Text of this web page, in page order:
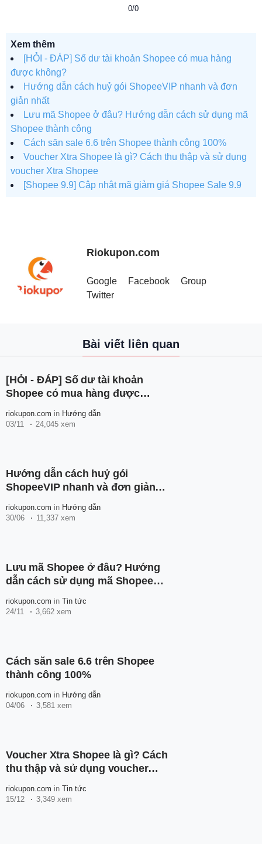
0/0
Xem thêm
[HỎI - ĐÁP] Số dư tài khoản Shopee có mua hàng
được không?
Hướng dẫn cách huỷ gói ShopeeVIP nhanh và đơn
giản nhất
Lưu mã Shopee ở đâu? Hướng dẫn cách sử dụng mã
Shopee thành công
Cách săn sale 6.6 trên Shopee thành công 100%
Voucher Xtra Shopee là gì? Cách thu thập và sử dụng
voucher Xtra Shopee
[Shopee 9.9] Cập nhật mã giảm giá Shopee Sale 9.9
Riokupon.com
Google Facebook
Group
Twitter
Bài viết liên quan
[HỎI - ĐÁP] Số dư tài khoản
Shopee có mua hàng được
riokupon.com in Hướng dẫn
03/11
24,045 xem
Hướng dẫn cách huỷ gói
ShopeeVIP nhanh và đơn giản
riokupon.com in Hướng dẫn
30/06
11,337 xem
Lưu mã Shopee ở đâu? Hướng
dẫn cách sử dụng mã Shopee
riokupon.com in Tin tức
24/11
3,662 xem
Cách săn sale 6.6 trên Shopee
thành công 100%
riokupon.com in Hướng dẫn
04/06
3,581 xem
Voucher Xtra Shopee là gì? Cách
thu thập và sử dụng voucher
riokupon.com in Tin tức
15/12
3,349 xem